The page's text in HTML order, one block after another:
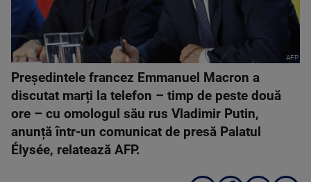
AFP
Președintele francez Emmanuel Macron a
discutat marți la telefon – timp de peste două
ore – cu omologul său rus Vladimir Putin,
anunță într-un comunicat de presă Palatul
Élysée, relatează AFP.